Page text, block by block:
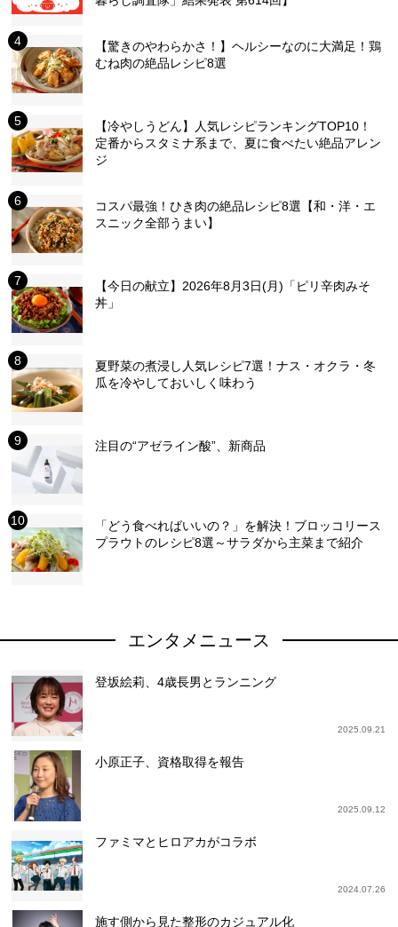
【驚きのやわらかさ！】ヘルシーなのに大満足！鶏
むね肉の絶品レシピ8選
【冷やしうどん】人気レシピランキングTOP10！
定番からスタミナ系まで、夏に食べたい絶品アレン
ジ
コスパ最強！ひき肉の絶品レシピ8選【和・洋・エ
スニック全部うまい】
【今日の献立】2026年8月3日(月)「ピリ辛肉みそ
丼」
夏野菜の煮浸し人気レシピ7選！ナス・オクラ・冬
瓜を冷やしておいしく味わう
注目の“アゼライン酸”、新商品
「どう食べればいいの？」を解決！ブロッコリース
プラウトのレシピ8選～サラダから主菜まで紹介
エンタメニュース
登坂絵莉、4歳長男とランニング
2025.09.21
小原正子、資格取得を報告
2025.09.12
ファミマとヒロアカがコラボ
2024.07.26
施す側から見た整形のカジュアル化